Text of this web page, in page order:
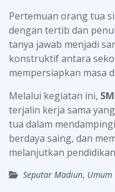
Pertemuan orang tua
dengan tertib dan
tanya jawab menjadi
konstruktif antara
mempersiapkan masa
Melalui kegiatan ini,
terjalin kerja sama
tua dalam
berdaya saing, dan
melanjutkan
Seputar Madiun, Umum